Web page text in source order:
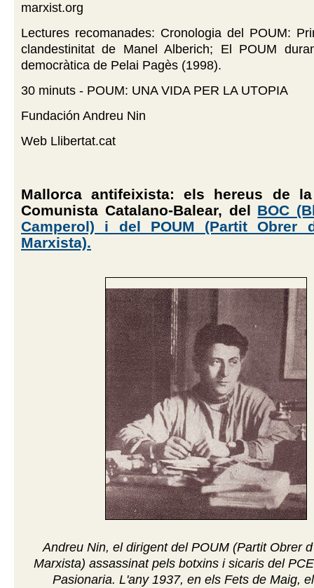
marxist.org
Lectures recomanades: Cronologia del POUM:
clandestinitat de Manel Alberich; El POUM
democràtica de Pelai Pagès (1998).
30 minuts - POUM: UNA VIDA PER LA UTOPIA
Fundación Andreu Nin
Web Llibertat.cat
Mallorca antifeixista: els hereus de la
Comunista Catalano-Balear, del BOC
Camperol) i del POUM (Partit Obrer
Marxista).
Andreu Nin, el dirigent del POUM (Partit Obrer
Marxista) assassinat pels botxins i sicaris del
Pasionaria. L'any 1937, en els Fets de Maig,